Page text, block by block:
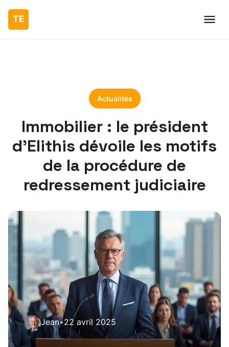
Actualités
Immobilier : le président
d’Elithis dévoile les motifs
de la procédure de
redressement judiciaire
Jean•22 avril 2025